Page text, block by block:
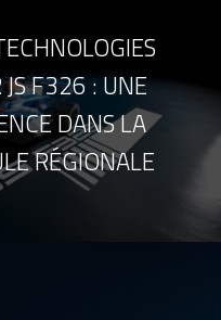
JS F326 : UNE
DANS LA
RÉGIONALE